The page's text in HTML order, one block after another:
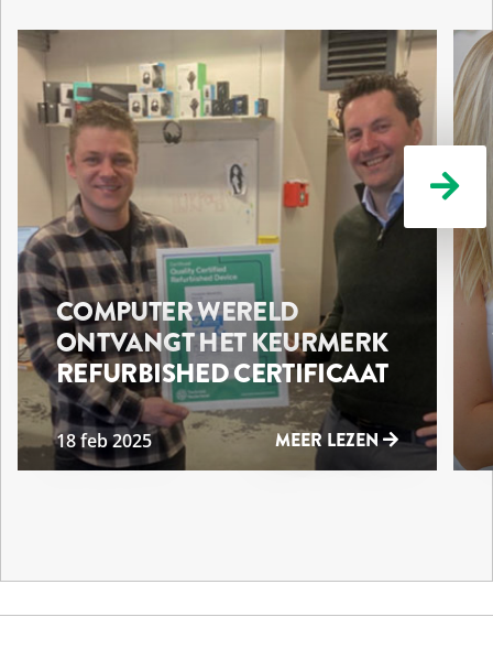
COMPUTER WERELD
ONTVANGT HET KEURMERK
REFURBISHED CERTIFICAAT
18 feb 2025 MEER LEZEN